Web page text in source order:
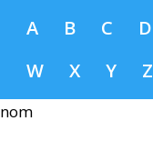
A B C D
W
X Y Z
nom